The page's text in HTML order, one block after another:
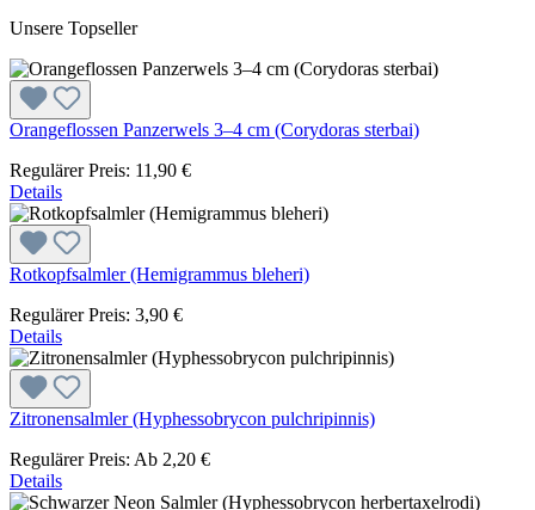
Unsere Topseller
Orangeflossen Panzerwels 3–4 cm (Corydoras sterbai)
Regulärer Preis: 11,90 €
Details
Rotkopfsalmler (Hemigrammus bleheri)
Regulärer Preis: 3,90 €
Details
Zitronensalmler (Hyphessobrycon pulchripinnis)
Regulärer Preis: Ab 2,20 €
Details